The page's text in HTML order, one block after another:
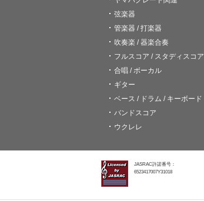
弦楽器
管楽器 / 打楽器
吹奏楽 / 器楽合奏
フルスコア / スタディスコア
合唱 / ボーカル
ギター
ベース / ドラム / キーボード
バンドスコア
ウクレレ
JASRAC許諾番号：
6523417007Y31018